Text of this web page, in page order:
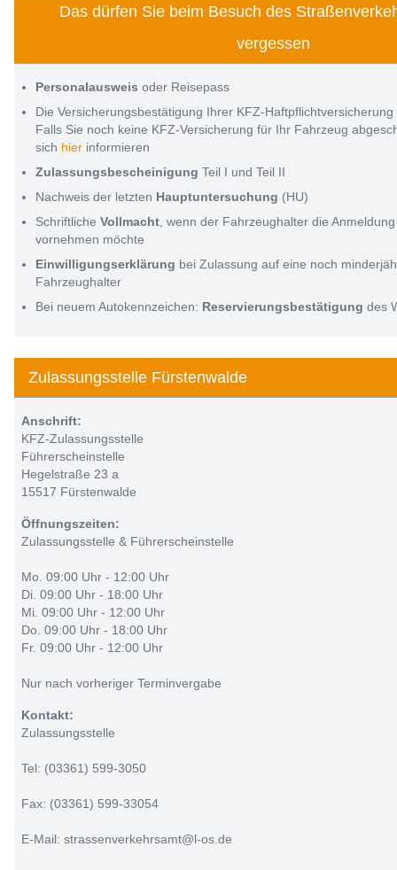
Das dürfen Sie beim Besuch des
vergessen
Personalausweis oder Reisepass
Die Versicherungsbestätigung Ihrer KFZ-
Falls Sie noch keine KFZ-Versicherung für Ihr Fahrzeug
sich hier informieren
Zulassungsbescheinigung Teil I und Teil II
Nachweis der letzten Hauptuntersuchung (HU)
Schriftliche Vollmacht , wenn der Fahrzeughalter die
vornehmen möchte
Einwilligungserklärung bei Zulassung auf eine noch
Fahrzeughalter
Bei neuem Autokennzeichen: Reservierungsbestätigung des
Zulassungsstelle Fürstenwalde
Anschrift:
KFZ-Zulassungsstelle
Führerscheinstelle
Hegelstraße 23 a
15517 Fürstenwalde
Öffnungszeiten:
Zulassungsstelle & Führerscheinstelle
Mo. 09:00 Uhr - 12:00 Uhr
Di. 09:00 Uhr - 18:00 Uhr
Mi. 09:00 Uhr - 12:00 Uhr
Do. 09:00 Uhr - 18:00 Uhr
Fr. 09:00 Uhr - 12:00 Uhr
Nur nach vorheriger Terminvergabe
Kontakt:
Zulassungsstelle
Tel: (03361) 599-3050
Fax: (03361) 599-33054
E-Mail: strassenverkehrsamt@l-os.de